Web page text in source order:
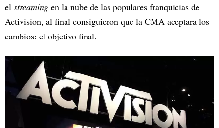
el streaming en la nube de las populares franquicias de
Activision, al final consiguieron que la CMA aceptara los
cambios: el objetivo final.